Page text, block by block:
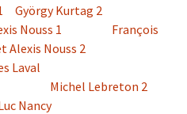
György Kurtag 2
Nouss 1
François
Alexis Nouss 2
Laval
Michel Lebreton 2
Nancy